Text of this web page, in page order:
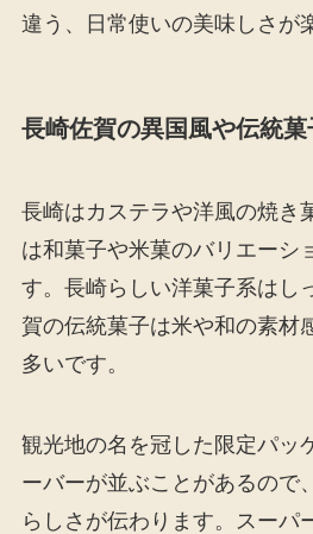
違う、日常使いの美味しさが
長崎佐賀の異国風や伝統菓
長崎はカステラや洋風の焼き
は和菓子や米菓のバリエーシ
す。長崎らしい洋菓子系はし
賀の伝統菓子は米や和の素材
多いです。
観光地の名を冠した限定パッ
ーバーが並ぶことがあるので
らしさが伝わります。スーパ